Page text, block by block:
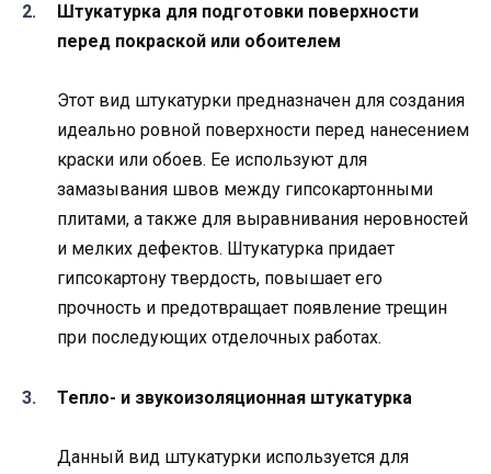
Штукатурка для подготовки поверхности
перед покраской или обоителем
Этот вид штукатурки предназначен для создания
идеально ровной поверхности перед нанесением
краски или обоев. Ее используют для
замазывания швов между гипсокартонными
плитами, а также для выравнивания неровностей
и мелких дефектов. Штукатурка придает
гипсокартону твердость, повышает его
прочность и предотвращает появление трещин
при последующих отделочных работах.
Тепло- и звукоизоляционная штукатурка
Данный вид штукатурки используется для